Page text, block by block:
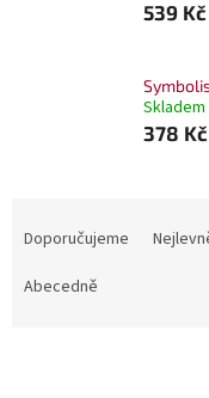
539 Kč
Skladem
378 Kč
Doporučujeme
Abecedně